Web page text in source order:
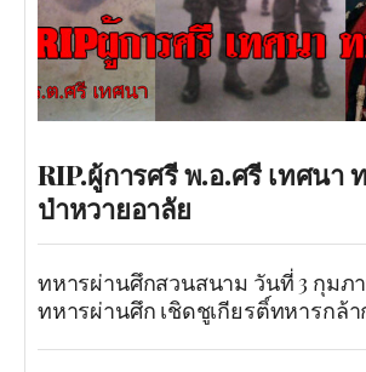
RIP.ผู้การศรี พ.อ.ศรี เทศนา
ป่าหวายอาลัย
ทหารผ่านศึกสวนสนาม วันที่ 3 กุมภ
ทหารผ่านศึก เชิดชูเกียรติ์ทหารกล้